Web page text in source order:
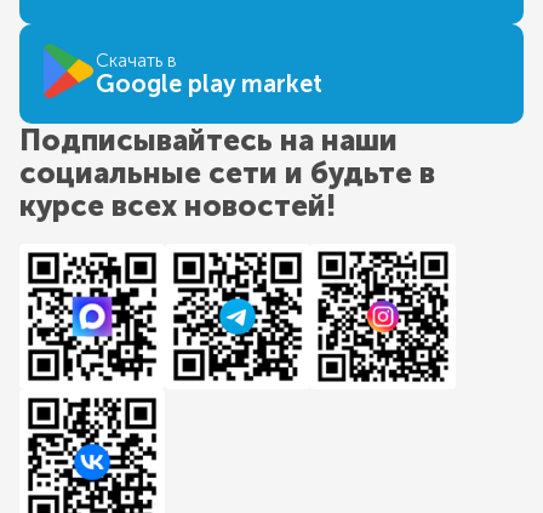
Скачать в
Google play market
Подписывайтесь на наши
социальные сети и будьте в
курсе всех новостей!